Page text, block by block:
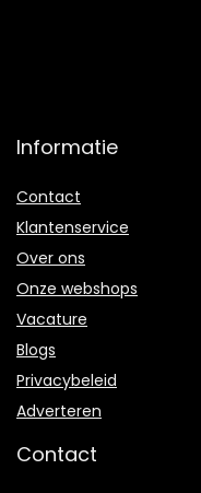
Informatie
Contact
Klantenservice
Over ons
Onze webshops
Vacature
Blogs
Privacybeleid
Adverteren
Contact